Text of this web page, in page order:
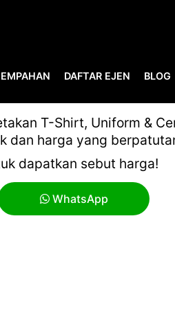
DAFTAR EJEN BLOG
T-Shirt, Uniform &
dan harga yang
dapatkan sebut harga!
WhatsApp